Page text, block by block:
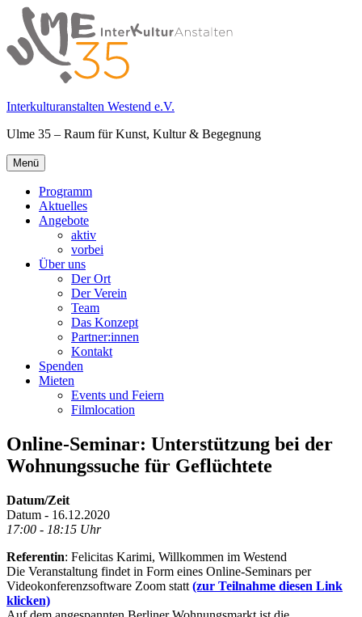
Springe
zum
Inhalt
Interkulturanstalten Westend e.V.
Ulme 35 – Raum für Kunst, Kultur & Begegnung
Primäres
Menü
Menü
Programm
Aktuelles
Angebote
aktiv
vorbei
Über uns
Der Ort
Der Verein
Team
Das Konzept
Partner:innen
Kontakt
Spenden
Mieten
Events und Feiern
Filmlocation
Online-Seminar: Unterstützung bei der
Wohnungssuche für Geflüchtete
Datum/Zeit
Datum - 16.12.2020
17:00 - 18:15 Uhr
Referentin: Felicitas Karimi, Willkommen im Westend
Die Veranstaltung findet in Form eines Online-Seminars per
Videokonferenzsoftware Zoom statt (zur Teilnahme diesen Link
klicken)